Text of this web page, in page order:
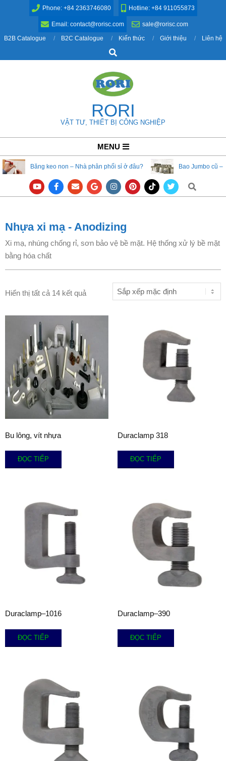
Phone: +84 2363746080 Hotline: +84 911055873
Email: contact@rorisc.com
sale@rorisc.com
B2B Catalogue
B2C Catalogue Kiến thức Giới thiệu
Liên hệ
Search
RORI
VẬT TƯ, THIẾT BỊ CÔNG NGHIỆP
Navigation
Menu
MENU
Băng keo non – Nhà phân phối sỉ ở đâu? Bao Jumbo cũ –
Search
Nhựa xi mạ - Anodizing
Xi mạ, nhúng chống rỉ, sơn bảo vệ bề mặt. Hệ thống xử lý bề mặt
bằng hóa chất
Hiển thị tất cả 14 kết quả
Bu lông, vít nhựa
ĐỌC TIẾP
Duraclamp 318
ĐỌC TIẾP
Duraclamp–1016
ĐỌC TIẾP
Duraclamp–390
ĐỌC TIẾP